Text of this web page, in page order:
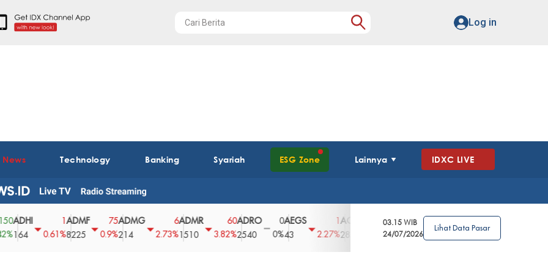
Log in
Technology Banking Syariah ESG Zone Lainnya IDXC LIVE
0.61%
ADMF
8225
75
0.9%
ADMG
214
2.73%
ADMR
1510
60
3.82%
ADRO
2540
0
0%
AEGS
2.27% 2850
3.39%
AGRO
4
2.63%
0%
03.15 WIB
24/07/2026
Lihat Data Pasar